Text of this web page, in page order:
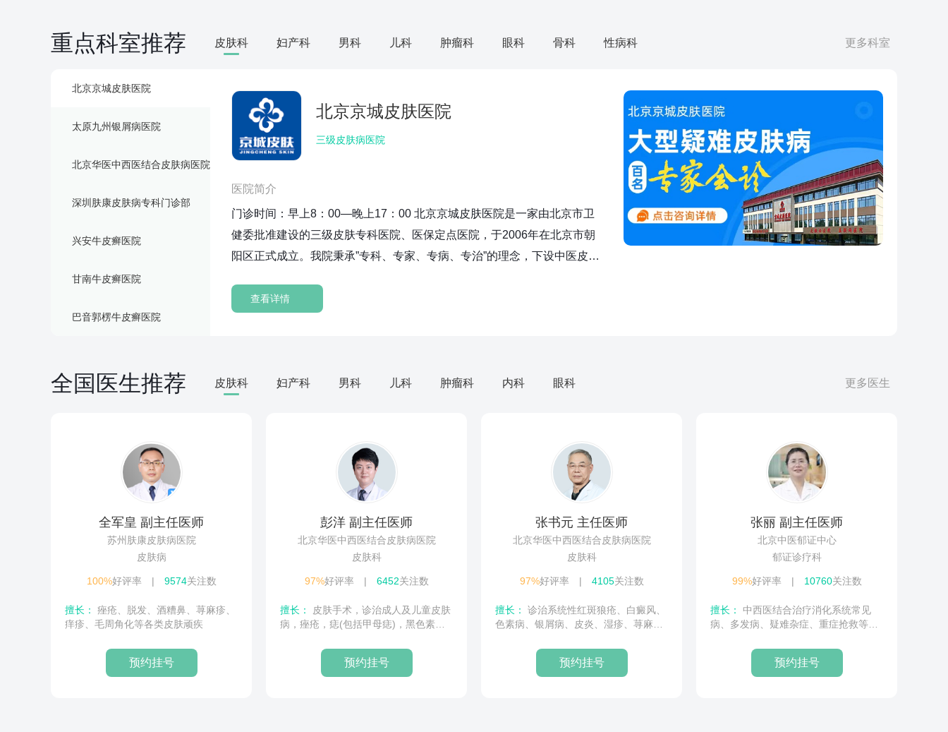
重点科室推荐 皮肤科 妇产科 男科 儿科 肿瘤科 眼科 骨科 性病科 更多科室
北京京城皮肤医院
太原九州银屑病医院
北京华医中西医结合皮肤病医院
深圳肤康皮肤病专科门诊部
兴安牛皮癣医院
甘南牛皮癣医院
巴音郭楞牛皮癣医院
北京京城皮肤医院
三级皮肤病医院
医院简介
门诊时间：早上8：00—晚上17：00 北京京城皮肤医院是一家由北京市卫
健委批准建设的三级皮肤专科医院、医保定点医院，于2006年在北京市朝
阳区正式成立。我院秉承”专科、专家、专病、专治”的理念，下设中医皮肤
室，为患者提供专业的治疗方案。 在主管部门的高度认可下，医院先后被
查看详情
全国医生推荐 皮肤科 妇产科 男科 儿科 肿瘤科 内科 眼科 更多医生
全军皇 副主任医师
苏州肤康皮肤病医院
皮肤病
100%好评率 | 9574关注数
擅长：
痒疹、毛周角化等各类皮肤顽疾
预约挂号
彭洋 副主任医师
北京华医中西医结合皮肤病医院
皮肤科
97%好评率 | 6452关注数
擅长：
病，痤疮，痣(包括甲母痣)，黑色素
预约挂号
张书元 主任医师
北京华医中西医结合皮肤病医院
皮肤科
97%好评率 | 4105关注数
擅长：
色素病、银屑病、皮炎、湿疹、荨麻疹
预约挂号
张丽 副主任医师
北京中医郁证中心
郁证诊疗科
99%好评率 | 10760关注数
擅长：
病、多发病、疑难杂症、重症抢救等及
预约挂号